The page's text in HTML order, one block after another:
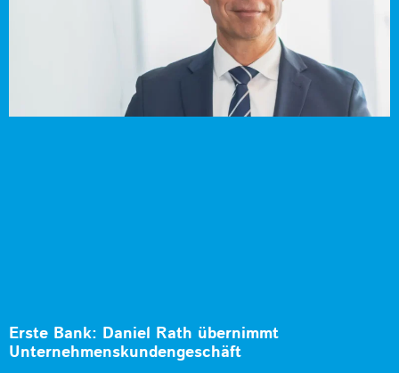
Erste Bank: Daniel Rath übernimmt
Unternehmenskundengeschäft